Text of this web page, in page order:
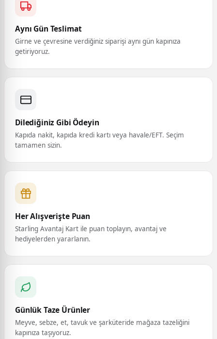
Aynı Gün Teslimat
Girne ve çevresine verdiğiniz siparişi aynı gün kapınıza
getiriyoruz.
Dilediğiniz Gibi Ödeyin
Kapıda nakit, kapıda kredi kartı veya havale/EFT. Seçim
tamamen sizin.
Her Alışverişte Puan
Starling Avantaj Kart ile puan toplayın, avantaj ve
hediyelerden yararlanın.
Günlük Taze Ürünler
Meyve, sebze, et, tavuk ve şarküteride mağaza tazeliğini
kapınıza taşıyoruz.